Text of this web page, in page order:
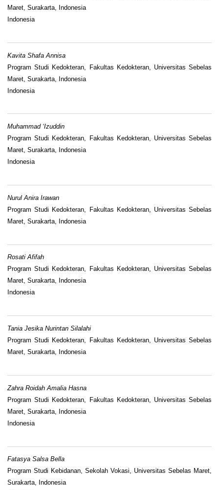
Maret, Surakarta, Indonesia
Indonesia
Kavita Shafa Annisa
Program Studi Kedokteran, Fakultas Kedokteran, Universitas Sebelas
Maret, Surakarta, Indonesia
Indonesia
Muhammad ‘Izuddin
Program Studi Kedokteran, Fakultas Kedokteran, Universitas Sebelas
Maret, Surakarta, Indonesia
Indonesia
Nurul Anira Irawan
Program Studi Kedokteran, Fakultas Kedokteran, Universitas Sebelas
Maret, Surakarta, Indonesia
Rosati Afifah
Program Studi Kedokteran, Fakultas Kedokteran, Universitas Sebelas
Maret, Surakarta, Indonesia
Indonesia
Tania Jesika Nurintan Silalahi
Program Studi Kedokteran, Fakultas Kedokteran, Universitas Sebelas
Maret, Surakarta, Indonesia
Zahra Roidah Amalia Hasna
Program Studi Kedokteran, Fakultas Kedokteran, Universitas Sebelas
Maret, Surakarta, Indonesia
Indonesia
Fatasya Salsa Bella
Program Studi Kebidanan, Sekolah Vokasi, Universitas Sebelas Maret,
Surakarta, Indonesia